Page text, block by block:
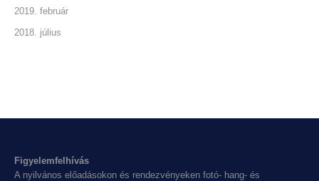
2019. február
2018. július
Figyelemfelhívás
A nyilvános előadásokon és rendezvényeken fotó- hang- és